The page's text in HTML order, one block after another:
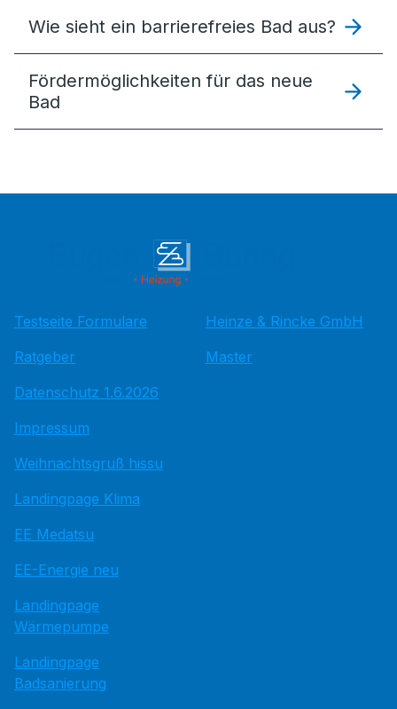
Wie sieht ein barrierefreies Bad aus?
Förder­möglich­keiten für das neue
Bad
Testseite Formulare
Ratgeber
Datenschutz 1.6.2026
Impressum
Weihnachtsgruß hissu
Landingpage Klima
EE Medatsu
EE-Energie neu
Landingpage
Wärmepumpe
Landingpage
Badsanierung
Heinze & Rincke GmbH
Master